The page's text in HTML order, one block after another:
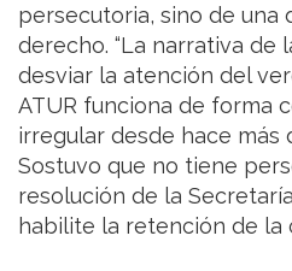
persecutoria, sino de una
derecho. “La narrativa de
desviar la atención del
ATUR funciona de forma
irregular desde hace más
Sostuvo que no tiene
resolución de la
habilite la retención de la